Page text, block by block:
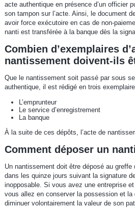
acte authentique en présence d’un officier
son tampon sur l’acte. Ainsi, le document
avoir force exécutoire en cas de non-
nanti est transférée à la banque dès la
Combien d’exemplaires
nantissement doivent-ils
Que le nantissement soit passé par sous
authentique, il est rédigé en trois
L’emprunteur
Le service d’enregistrement
La banque
À la suite de ces dépôts, l’acte de
Comment déposer un
Un nantissement doit être déposé au greffe
dans les quinze jours suivant la signature
inopposable. Si vous avez une entreprise
vous allez en conserver la possession et
diminuer volontairement la valeur de son